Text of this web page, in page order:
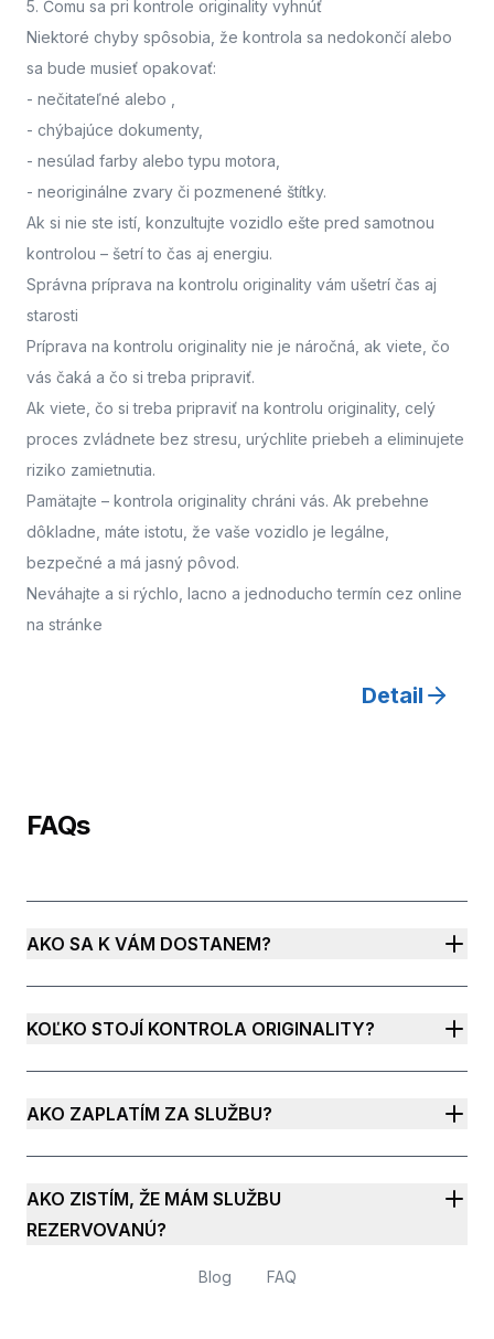
5. Čomu sa pri kontrole originality vyhnúť
Niektoré chyby spôsobia, že kontrola sa nedokončí alebo
sa bude musieť opakovať:
- nečitateľné alebo
- chýbajúce dokumenty,
- nesúlad farby alebo typu motora,
- neoriginálne zvary či pozmenené štítky.
Ak si nie ste istí, konzultujte vozidlo ešte pred samotnou
kontrolou – šetrí to čas aj energiu.
Správna príprava na kontrolu originality vám ušetrí čas aj
starosti
Príprava na kontrolu originality nie je náročná, ak viete, čo
vás čaká a čo si treba pripraviť.
Ak viete, čo si treba pripraviť na kontrolu originality, celý
proces zvládnete bez stresu, urýchlite priebeh a eliminujete
riziko zamietnutia.
Pamätajte – kontrola originality chráni vás. Ak prebehne
dôkladne, máte istotu, že vaše vozidlo je legálne,
bezpečné a má jasný pôvod.
Neváhajte a si rýchlo, lacno a jednoducho termín cez online
na stránke
Detail
FAQs
AKO SA K VÁM DOSTANEM?
KOĽKO STOJÍ KONTROLA ORIGINALITY?
AKO ZAPLATÍM ZA SLUŽBU?
AKO ZISTÍM, ŽE MÁM SLUŽBU
REZERVOVANÚ?
Blog FAQ